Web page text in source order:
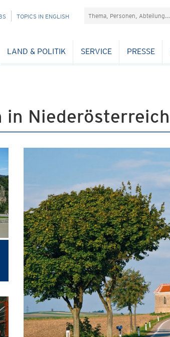
TOPICS IN ENGLISH Suchefeld
LAND & POLITIK SERVICE PRESSE
in Niederösterreich